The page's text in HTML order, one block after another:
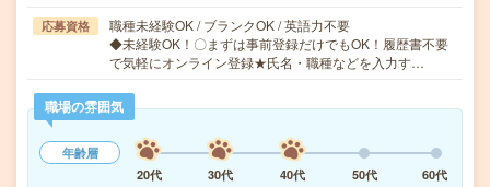
応募資格
職種未経験OK / ブランクOK / 英語力不要
◆未経験OK！〇まずは事前登録だけでもOK！履歴書不要
で気軽にオンライン登録★氏名・職種などを入力す…
職場の雰囲気
年齢層
20代
30代 40代 50代 60代